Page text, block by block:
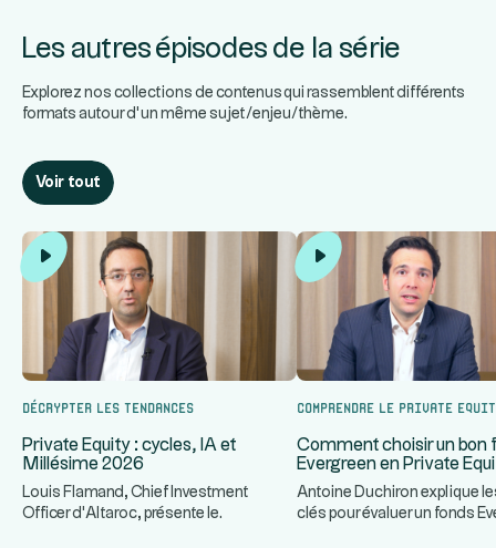
Les autres épisodes de la série
Explorez nos collections de contenus qui rassemblent différents
formats autour d’un même sujet/enjeu/thème.
Voir tout
Décrypter les tendances
Private Equity : cycles, IA et
Millésime 2026
Louis Flamand, Chief Investment
Officer d'Altaroc, présente le
Comprendre le Private
Comment choisir un bon
Evergreen en Private
Antoine Duchiron explique
clés pour évaluer un fonds